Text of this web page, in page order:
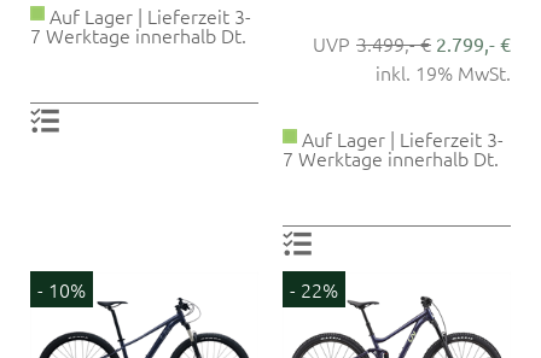
Auf Lager | Lieferzeit 3-
7 Werktage innerhalb Dt. 3.499,- € 2.799,- €
inkl. 19% MwSt.
Auf Lager | Lieferzeit 3-
7 Werktage innerhalb Dt.
- 10% - 22%